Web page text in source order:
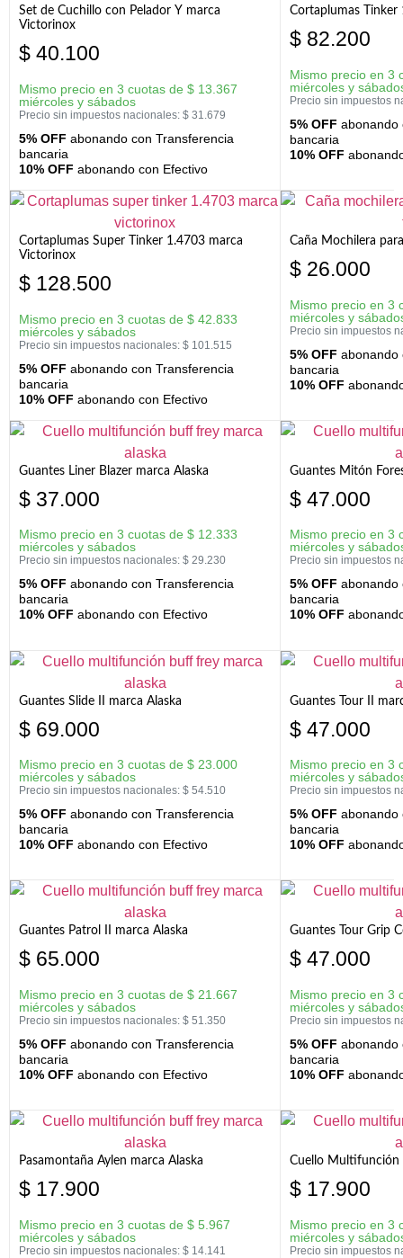
Set de Cuchillo con Pelador Y marca
Victorinox
$ 40.100
Mismo precio en 3 cuotas de $ 13.367
miércoles y sábados
Precio sin impuestos nacionales: $ 31.679
5% OFF abonando con Transferencia
bancaria
10% OFF abonando con Efectivo
Cortaplumas
$ 82.200
Mismo precio en 3
miércoles y
Precio sin impuestos
5% OFF abonando
bancaria
10% OFF
Cortaplumas Super Tinker 1.4703 marca
Victorinox
$ 128.500
Mismo precio en 3 cuotas de $ 42.833
miércoles y sábados
Precio sin impuestos nacionales: $ 101.515
5% OFF abonando con Transferencia
bancaria
10% OFF abonando con Efectivo
Caña Mochilera
$ 26.000
Mismo precio en 3
miércoles y
Precio sin impuestos
5% OFF abonando
bancaria
10% OFF
Guantes Liner Blazer marca Alaska
$ 37.000
Mismo precio en 3 cuotas de $ 12.333
miércoles y sábados
Precio sin impuestos nacionales: $ 29.230
5% OFF abonando con Transferencia
bancaria
10% OFF abonando con Efectivo
Guantes Mitón
$ 47.000
Mismo precio en 3
miércoles y
Precio sin impuestos
5% OFF abonando
bancaria
10% OFF
Guantes Slide II marca Alaska
$ 69.000
Mismo precio en 3 cuotas de $ 23.000
miércoles y sábados
Precio sin impuestos nacionales: $ 54.510
5% OFF abonando con Transferencia
bancaria
10% OFF abonando con Efectivo
Guantes Tour II
$ 47.000
Mismo precio en 3
miércoles y
Precio sin impuestos
5% OFF abonando
bancaria
10% OFF
Guantes Patrol II marca Alaska
$ 65.000
Mismo precio en 3 cuotas de $ 21.667
miércoles y sábados
Precio sin impuestos nacionales: $ 51.350
5% OFF abonando con Transferencia
bancaria
10% OFF abonando con Efectivo
Guantes Tour Grip
$ 47.000
Mismo precio en 3
miércoles y
Precio sin impuestos
5% OFF abonando
bancaria
10% OFF
Pasamontaña Aylen marca Alaska
$ 17.900
Mismo precio en 3 cuotas de $ 5.967
miércoles y sábados
Precio sin impuestos nacionales: $ 14.141
Cuello Multifunción
$ 17.900
Mismo precio en 3
miércoles y
Precio sin impuestos